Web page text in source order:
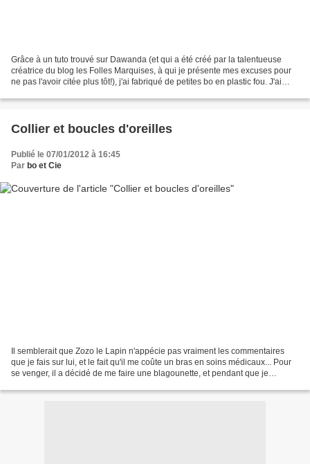
Grâce à un tuto trouvé sur Dawanda (et qui a été créé par la talentueuse
créatrice du blog les Folles Marquises, à qui je présente mes excuses pour
ne pas l'avoir citée plus tôt!), j'ai fabriqué de petites bo en plastic fou. J'ai
Collier et boucles d'oreilles
Publié le 07/01/2012 à 16:45
Par bo et Cie
Il semblerait que Zozo le Lapin n'appécie pas vraiment les commentaires
que je fais sur lui, et le fait qu'il me coûte un bras en soins médicaux... Pour
se venger, il a décidé de me faire une blagounette, et pendant que je